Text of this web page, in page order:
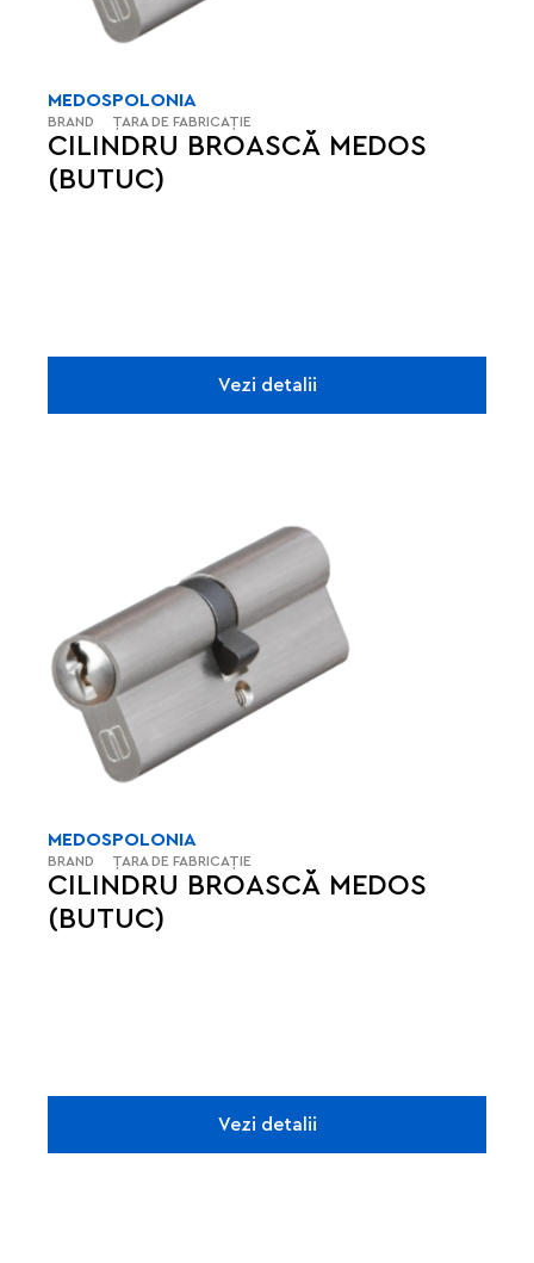
CILINDRU BROASCĂ MEDOS
(BUTUC)
MEDOS
BRAND
POLONIA
ȚARA DE FABRICAȚIE
Vezi detalii
CILINDRU BROASCĂ MEDOS
(BUTUC)
MEDOS
BRAND
POLONIA
ȚARA DE FABRICAȚIE
Vezi detalii